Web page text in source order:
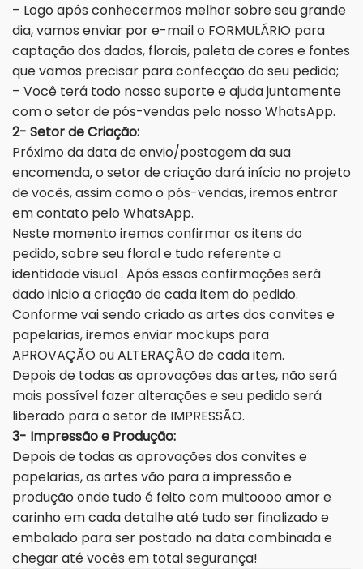
– Logo após conhecermos melhor sobre seu grande
dia, vamos enviar por e-mail o FORMULÁRIO para
captação dos dados, florais, paleta de cores e fontes
que vamos precisar para confecção do seu pedido;
– Você terá todo nosso suporte e ajuda juntamente
com o setor de pós-vendas pelo nosso WhatsApp.
2- Setor de Criação:
Próximo da data de envio/postagem da sua
encomenda, o setor de criação dará início no projeto
de vocês, assim como o pós-vendas, iremos entrar
em contato pelo WhatsApp.
Neste momento iremos confirmar os itens do
pedido, sobre seu floral e tudo referente a
identidade visual . Após essas confirmações será
dado inicio a criação de cada item do pedido.
Conforme vai sendo criado as artes dos convites e
papelarias, iremos enviar mockups para
APROVAÇÃO ou ALTERAÇÃO de cada item.
Depois de todas as aprovações das artes, não será
mais possível fazer alterações e seu pedido será
liberado para o setor de IMPRESSÃO.
3- Impressão e Produção:
Depois de todas as aprovações dos convites e
papelarias, as artes vão para a impressão e
produção onde tudo é feito com muitoooo amor e
carinho em cada detalhe até tudo ser finalizado e
embalado para ser postado na data combinada e
chegar até vocês em total segurança!